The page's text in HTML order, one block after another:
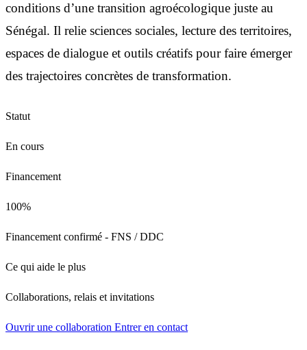
conditions d’une transition agroécologique juste au
Sénégal. Il relie sciences sociales, lecture des territoires,
espaces de dialogue et outils créatifs pour faire émerger
des trajectoires concrètes de transformation.
Statut
En cours
Financement
100%
Financement confirmé - FNS / DDC
Ce qui aide le plus
Collaborations, relais et invitations
Ouvrir une collaboration Entrer en contact